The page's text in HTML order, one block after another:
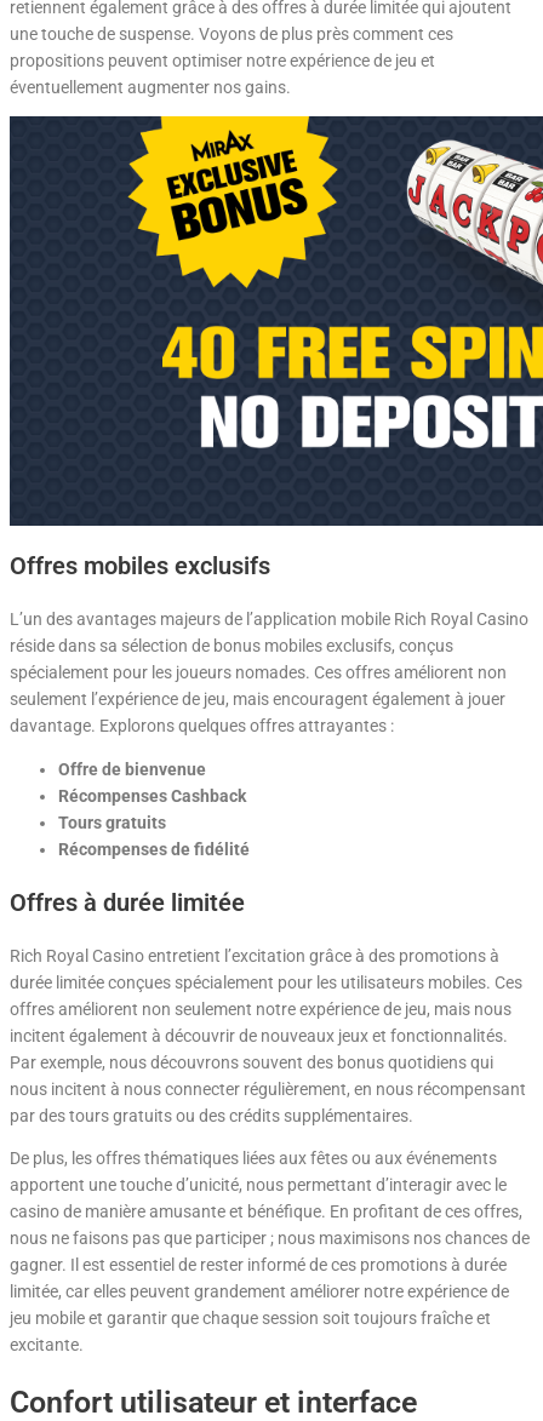
retiennent également grâce à des offres à durée limitée qui ajoutent
une touche de suspense. Voyons de plus près comment ces
propositions peuvent optimiser notre expérience de jeu et
éventuellement augmenter nos gains.
Offres mobiles exclusifs
L’un des avantages majeurs de l’application mobile Rich Royal Casino
réside dans sa sélection de bonus mobiles exclusifs, conçus
spécialement pour les joueurs nomades. Ces offres améliorent non
seulement l’expérience de jeu, mais encouragent également à jouer
davantage. Explorons quelques offres attrayantes :
Offre de bienvenue
Récompenses Cashback
Tours gratuits
Récompenses de fidélité
Offres à durée limitée
Rich Royal Casino entretient l’excitation grâce à des promotions à
durée limitée conçues spécialement pour les utilisateurs mobiles. Ces
offres améliorent non seulement notre expérience de jeu, mais nous
incitent également à découvrir de nouveaux jeux et fonctionnalités.
Par exemple, nous découvrons souvent des bonus quotidiens qui
nous incitent à nous connecter régulièrement, en nous récompensant
par des tours gratuits ou des crédits supplémentaires.
De plus, les offres thématiques liées aux fêtes ou aux événements
apportent une touche d’unicité, nous permettant d’interagir avec le
casino de manière amusante et bénéfique. En profitant de ces offres,
nous ne faisons pas que participer ; nous maximisons nos chances de
gagner. Il est essentiel de rester informé de ces promotions à durée
limitée, car elles peuvent grandement améliorer notre expérience de
jeu mobile et garantir que chaque session soit toujours fraîche et
excitante.
Confort utilisateur et interface